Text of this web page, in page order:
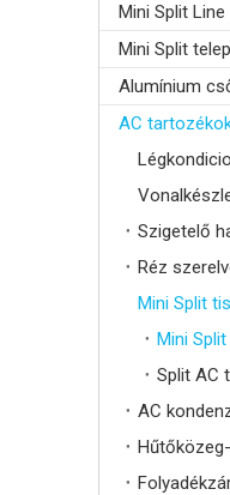
Mini Split
Mini Split
Alumínium
AC
Szigetelő
Réz
Mini Split
Mini
Split AC
AC